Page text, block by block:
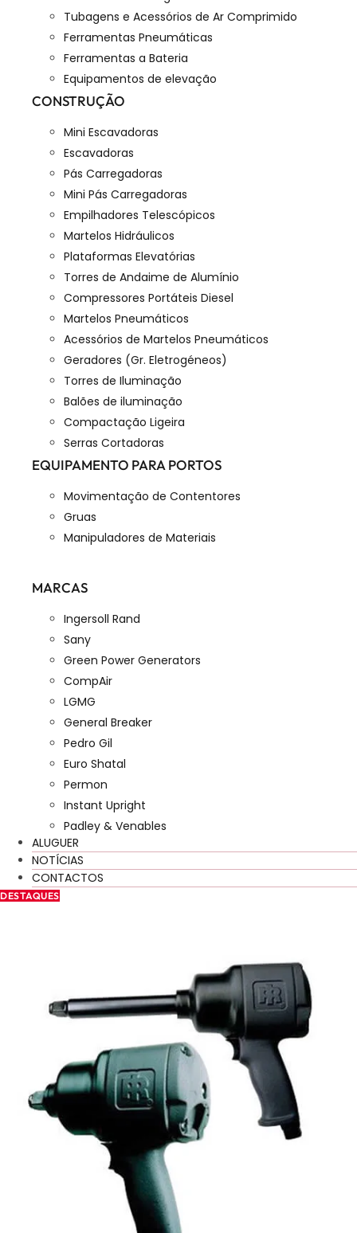
Tubagens e Acessórios de Ar Comprimido
Ferramentas Pneumáticas
Ferramentas a Bateria
Equipamentos de elevação
CONSTRUÇÃO
Mini Escavadoras
Escavadoras
Pás Carregadoras
Mini Pás Carregadoras
Empilhadores Telescópicos
Martelos Hidráulicos
Plataformas Elevatórias
Torres de Andaime de Alumínio
Compressores Portáteis Diesel
Martelos Pneumáticos
Acessórios de Martelos Pneumáticos
Geradores (Gr. Eletrogéneos)
Torres de Iluminação
Balões de iluminação
Compactação Ligeira
Serras Cortadoras
EQUIPAMENTO PARA PORTOS
Movimentação de Contentores
Gruas
Manipuladores de Materiais
MARCAS
Ingersoll Rand
Sany
Green Power Generators
CompAir
LGMG
General Breaker
Pedro Gil
Euro Shatal
Permon
Instant Upright
Padley & Venables
ALUGUER
NOTÍCIAS
CONTACTOS
DESTAQUES